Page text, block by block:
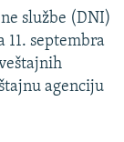
službe (DNI)
septembra
agenciju